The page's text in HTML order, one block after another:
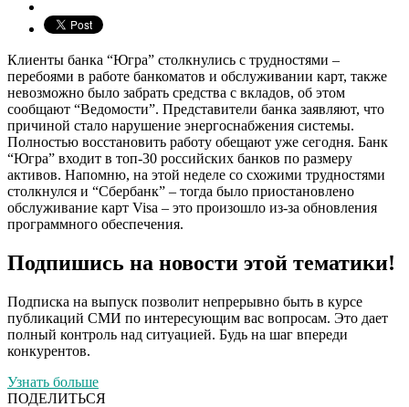
Клиенты банка “Югра” столкнулись с трудностями –
перебоями в работе банкоматов и обслуживании карт, также
невозможно было забрать средства с вкладов, об этом
сообщают “Ведомости”. Представители банка заявляют, что
причиной стало нарушение энергоснабжения системы.
Полностью восстановить работу обещают уже сегодня. Банк
“Югра” входит в топ-30 российских банков по размеру
активов. Напомню, на этой неделе со схожими трудностями
столкнулся и “Сбербанк” – тогда было приостановлено
обслуживание карт Visa – это произошло из-за обновления
программного обеспечения.
Подпишись на новости этой тематики!
Подписка на выпуск позволит непрерывно быть в курсе
публикаций СМИ по интересующим вас вопросам. Это дает
полный контроль над ситуацией. Будь на шаг впереди
конкурентов.
Узнать больше
ПОДЕЛИТЬСЯ